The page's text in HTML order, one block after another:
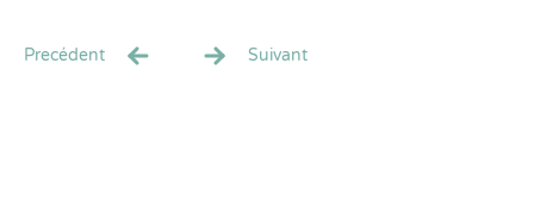
Precédent Suivant